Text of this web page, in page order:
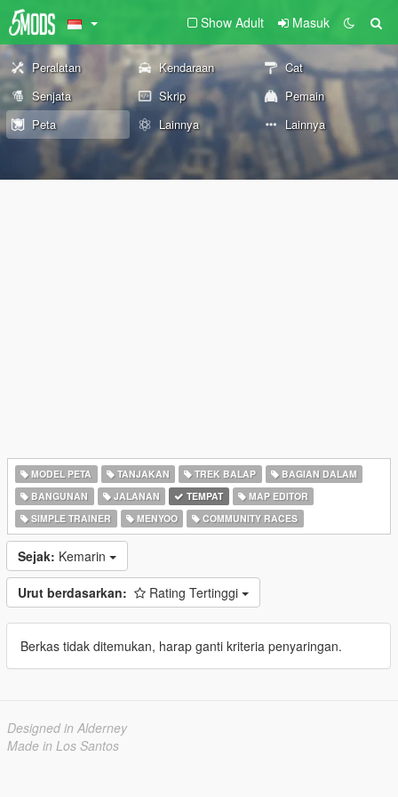
Show Adult Masuk
Peralatan Kendaraan
Cat
Senjata
Skrip
Pemain
Peta
Lainnya Lainnya
MODEL PETA TANJAKAN TREK BALAP
BAGIAN DALAM
BANGUNAN
JALANAN TEMPAT
MAP EDITOR
SIMPLE TRAINER
MENYOO COMMUNITY RACES
Sejak: Kemarin
Urut berdasarkan: Rating Tertinggi
Berkas tidak ditemukan, harap ganti kriteria penyaringan.
Designed in Alderney
Made in Los Santos